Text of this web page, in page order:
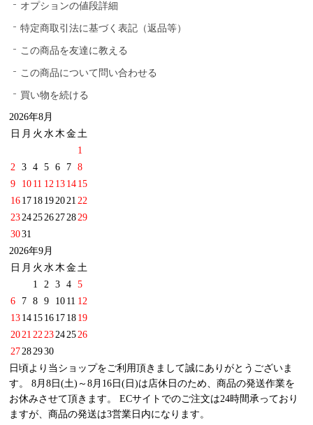
オプションの値段詳細
特定商取引法に基づく表記（返品等）
この商品を友達に教える
この商品について問い合わせる
買い物を続ける
2026年8月
日 月 火 水木 金 土
1
2
3 4 5 6 7
8
9
10 11 12 13 14 15
16 17 18 192021 22
23242526272829
3031
2026年9月
日 月 火 水木 金 土
1
2 3 4
5
6
7 8 9 10 11 12
13 14 15 16 17 18 19
2021 2223242526
27282930
日頃より当ショップをご利用頂きまして誠にありがとうございま
す。 8月8日(土)～8月16日(日)は店休日のため、商品の発送作業を
お休みさせて頂きます。 ECサイトでのご注文は24時間承っており
ますが、商品の発送は3営業日内になります。